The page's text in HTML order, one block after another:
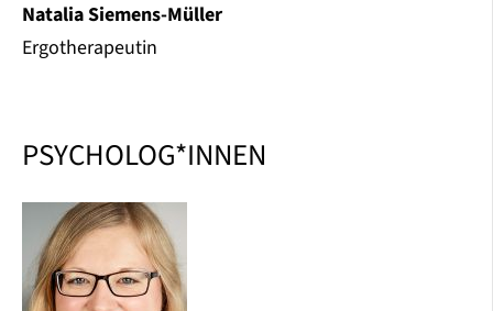
Natalia Siemens-Müller
Ergotherapeutin
PSYCHOLOG*INNEN